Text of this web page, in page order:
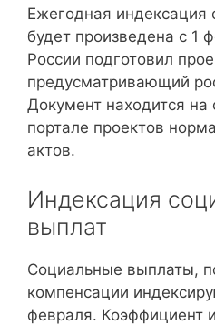
Ежегодная индексация
будет произведена с 1
России подготовил
предусматривающий
Документ находится
портале проектов
актов.
Индексация
выплат
Социальные выплаты,
компенсации
февраля. Коэффициент